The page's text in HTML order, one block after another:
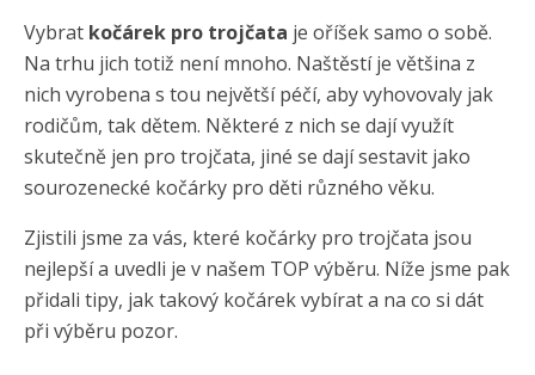
Vybrat kočárek pro trojčata je oříšek samo o sobě.
Na trhu jich totiž není mnoho. Naštěstí je většina z
nich vyrobena s tou největší péčí, aby vyhovovaly jak
rodičům, tak dětem. Některé z nich se dají využít
skutečně jen pro trojčata, jiné se dají sestavit jako
sourozenecké kočárky pro děti různého věku.
Zjistili jsme za vás, které kočárky pro trojčata jsou
nejlepší a uvedli je v našem TOP výběru. Níže jsme pak
přidali tipy, jak takový kočárek vybírat a na co si dát
při výběru pozor.